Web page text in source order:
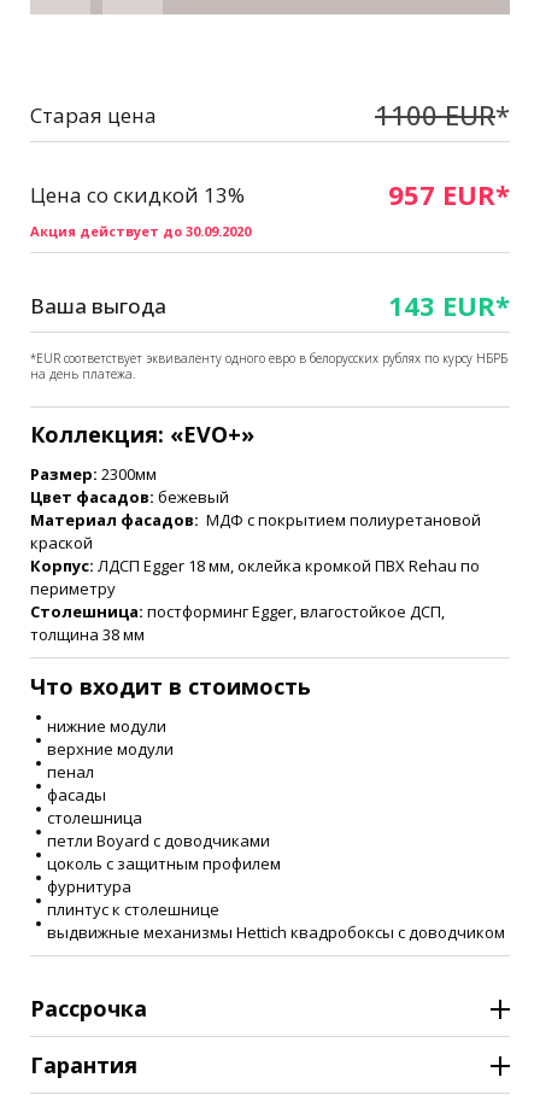
Старая цена 1100 EUR*
Цена со скидкой 13% 957 EUR*
Акция действует до 30.09.2020
Ваша выгода 143 EUR*
*EUR соответствует эквиваленту одного евро в белорусских рублях по курсу НБРБ
на день платежа.
Коллекция: «EVO+»
Размер: 2300мм
Цвет фасадов: бежевый
Материал фасадов: МДФ с покрытием полиуретановой
краской
Корпус: ЛДСП Egger 18 мм, оклейка кромкой ПВХ Rehau по
периметру
Столешница: постформинг Egger, влагостойкое ДСП,
толщина 38 мм
Что входит в стоимость
нижние модули
верхние модули
пенал
фасады
столешница
петли Boyard с доводчиками
цоколь с защитным профилем
фурнитура
плинтус к столешнице
выдвижные механизмы Hettich квадробоксы с доводчиком
Рассрочка
Гарантия